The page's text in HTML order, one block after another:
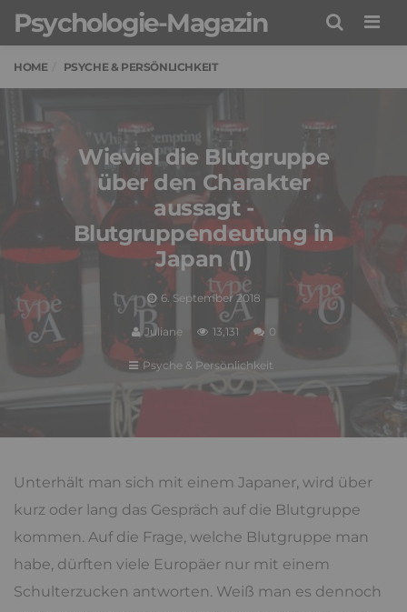
Psychologie-Magazin
HOME PSYCHE & PERSÖNLICHKEIT
Wieviel die Blutgruppe
über den Charakter
aussagt -
Blutgruppendeutung in
Japan (1)
6. September 2018
Juliane 13,131 0
Psyche & Persönlichkeit
Unterhält man sich mit einem Japaner, wird über
kurz oder lang das Gespräch auf die Blutgruppe
kommen. Auf die Frage, welche Blutgruppe man
habe, dürften viele Europäer nur mit einem
Schulterzucken antworten. Weiß man es dennoch